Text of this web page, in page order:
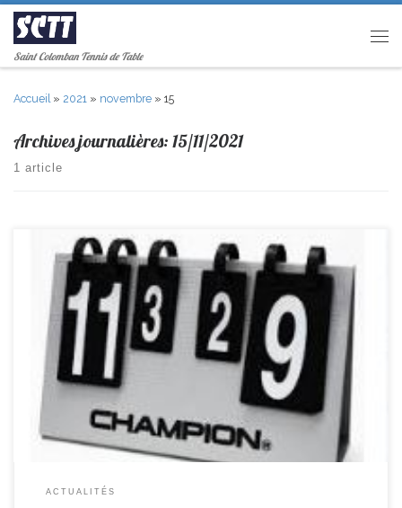
Passer au contenu
Saint Colomban Tennis de Table
Accueil » 2021 » novembre » 15
Archives journalières: 15/11/2021
1 article
R2-> Vibraye 10-4 St Colomban PR-> Nantes TT 12–8 St Colomban D2->
Ste Pazanne 12–8 St Colomban D4 -> EXEMPT – St Colomban Jeunes(1)
D3 -> St Colomban 4-6 Ste Pazanne Jeunes(2) D3 -> St Colomban 7-3
Pellerin
ACTUALITÉS